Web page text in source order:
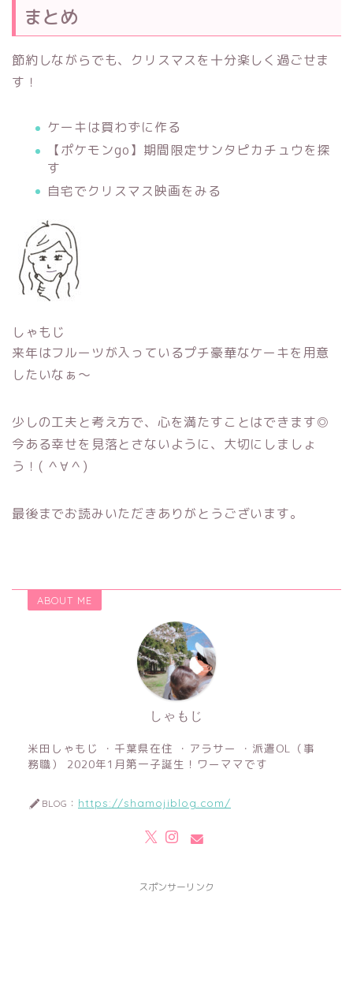
まとめ
節約しながらでも、クリスマスを十分楽しく過ごせま
す！
ケーキは買わずに作る
【ポケモンgo】期間限定サンタピカチュウを探
す
自宅でクリスマス映画をみる
しゃもじ
来年はフルーツが入っているプチ豪華なケーキを用意
したいなぁ〜
少しの工夫と考え方で、心を満たすことはできます◎
今ある幸せを見落とさないように、大切にしましょ
う！( ＾∀＾)
最後までお読みいただきありがとうございます。
ABOUT ME
しゃもじ
米田しゃもじ ・千葉県在住 ・アラサー ・派遣OL（事
務職） 2020年1月第一子誕生！ワーママです
BLOG： https://shamojiblog.com/
スポンサーリンク